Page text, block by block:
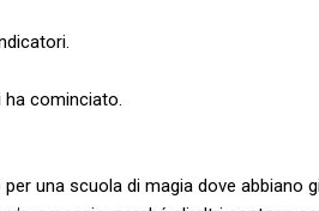
ha cominciato.
una scuola di magia dove abbiano